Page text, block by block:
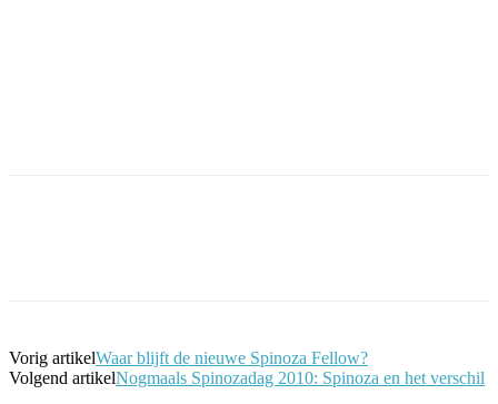
Vorig artikelWaar blijft de nieuwe Spinoza Fellow?
Volgend artikelNogmaals Spinozadag 2010: Spinoza en het verschil